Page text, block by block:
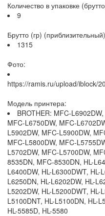
Количество в упаковке
9
Брутто (гр)
1315
Фото:
https://ramis.ru/upload/iblock/
Модель принтера:
BROTHER: MFC-
MFC-L6750DW, MFC-
L5902DW, MFC-L5900DW,
MFC-L5800DW, MFC-
L5702DW, MFC-L5700DW,
8535DN, MFC-8530DN, HL-
L6400DW, HL-L6300DWT, HL-
L6250DN, HL-L6202DW, HL-
L5202DW, HL-L5200DWT, HL-
L5100DNT, HL-L5100DN, HL-
HL-5585D, HL-5580